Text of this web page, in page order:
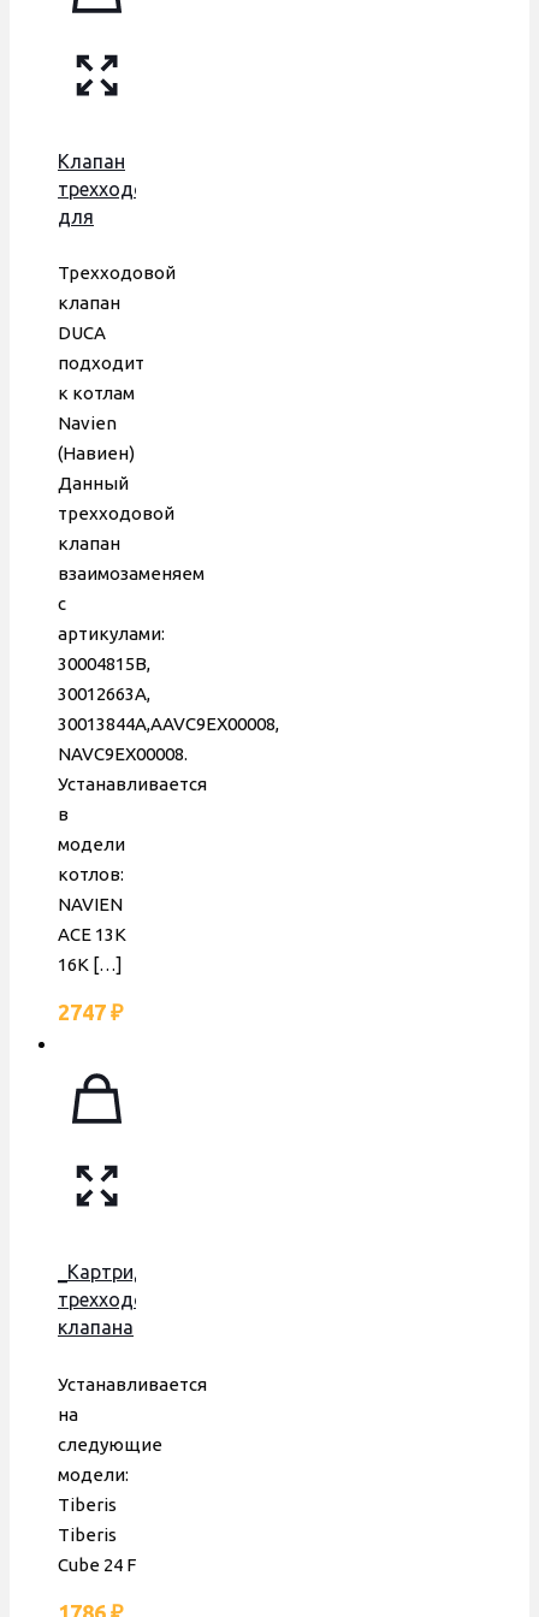
Клапан
трехходовой
для
типа
котлов
NVN
для
30015423
Трехходовой
клапан
DUCA
подходит
к котлам
Navien
(Навиен)
Данный
трехходовой
клапан
взаимозаменяем
с
артикулами:
30004815B,
30012663A,
30013844A,AAVC9EX00008,
NAVC9EX00008.
Устанавливается
в
модели
котлов:
NAVIEN
ACE 13K
16K […]
2747 ₽
_Картридж
трехходового
клапана
Cube
24F,
бронзовая
латунный,
Устанавливается
на
следующие
модели:
Tiberis
Tiberis
Cube 24 F
1786 ₽